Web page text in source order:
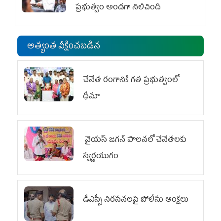
ప్రభుత్వం అండగా నిలిచింది
అత్యంత వీక్షించబడిన
చేనేత రంగానికి గత ప్రభుత్వంలో
ధీమా
వైయ‌స్ జగన్ పాలనలో చేనేతలకు
స్వర్ణయుగం
డీఎస్సీ నిరసనలపై పోలీసు ఆంక్షలు